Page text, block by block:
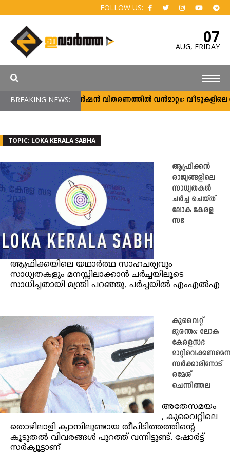
FOLLOW US:
07
AUG, FRIDAY
BREAKING NEWS:
ക്ഷേമ പെൻഷൻ വിതരണത്തിൽ വൻമാറ്റം; വീടുകളിലെ
TOPIC: LOKA KERALA SABHA
ആഫ്രിക്കൻ
രാജ്യങ്ങളിലെ
സാധ്യതകൾ
ചർച്ച ചെയ്ത്
ലോക കേരള
സഭ
ആഫ്രിക്കയിലെ യഥാർത്ഥ സാഹചര്യവും
സാധ്യതകളും മനസ്സിലാക്കാൻ ചർച്ചയിലൂടെ
സാധിച്ചതായി മന്ത്രി പറഞ്ഞു. ചർച്ചയിൽ എംഎൽഎ
കുവൈറ്റ്
ദുരന്തം; ലോക
കേരളസഭ
സര്‍ക്കാരിനോട്
രമേശ്
ചെന്നിത്തല
അതേസമയം
, കുവൈറ്റിലെ
തൊഴിലാളി ക്യാമ്പിലുണ്ടായ തീപിടിത്തത്തിന്റെ
കൂടുതല്‍ വിവരങ്ങള്‍ പുറത്ത് വന്നിട്ടുണ്ട്. ഷോര്‍ട്ട്
സര്‍ക്യൂട്ടാണ്